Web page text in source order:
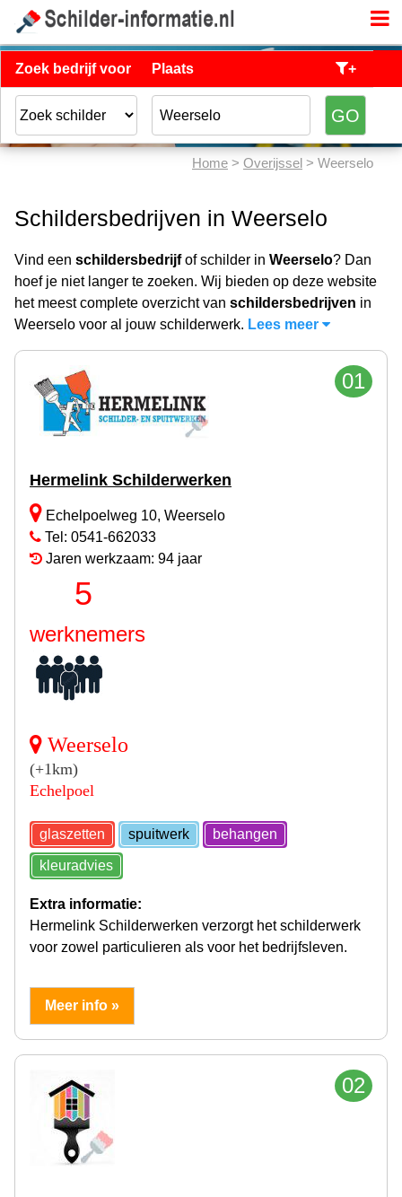
Zoek bedrijf voor Plaats +
Home > Overijssel > Weerselo
Schildersbedrijven in Weerselo
Vind een schildersbedrijfof schilder in Weerselo? Dan
hoef je niet langer te zoeken. Wij bieden op deze website
het meest complete overzicht van schildersbedrijven in
Weerselo voor al jouw schilderwerk. Lees meer
01
Hermelink Schilderwerken
Echelpoelweg 10, Weerselo
Tel: 0541-662033
Jaren werkzaam: 94 jaar
5
werknemers
Weerselo
(+1km)
Echelpoel
glaszetten spuitwerk behangen
kleuradvies
Extra informatie:
Hermelink Schilderwerken verzorgt het schilderwerk
voor zowel particulieren als voor het bedrijfsleven.
Meer info »
02